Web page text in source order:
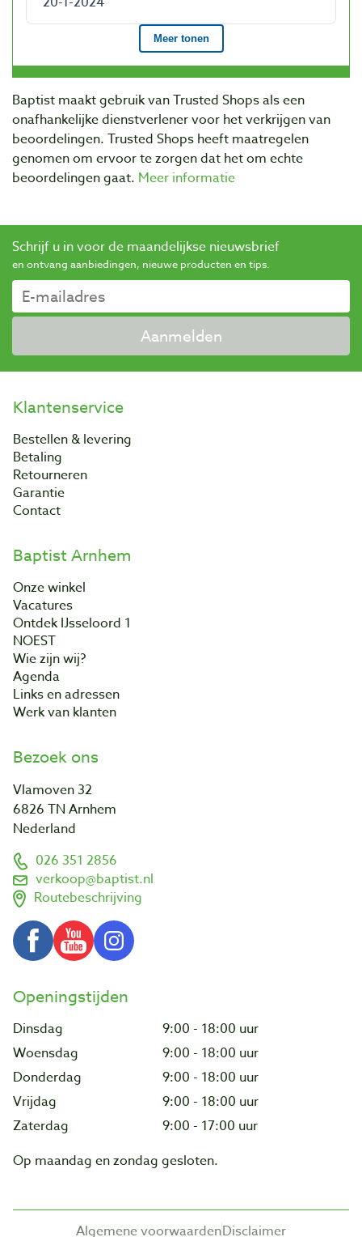
Baptist maakt gebruik van Trusted Shops als een
onafhankelijke dienstverlener voor het verkrijgen van
beoordelingen. Trusted Shops heeft maatregelen
genomen om ervoor te zorgen dat het om echte
beoordelingen gaat. Meer informatie
Schrijf u in voor de maandelijkse nieuwsbrief
en ontvang aanbiedingen, nieuwe producten en tips.
Aanmelden
Klantenservice
Bestellen & levering
Betaling
Retourneren
Garantie
Contact
Baptist Arnhem
Onze winkel
Vacatures
Ontdek IJsseloord 1
NOEST
Wie zijn wij?
Agenda
Links en adressen
Werk van klanten
Bezoek ons
Vlamoven 32
6826 TN Arnhem
Nederland
026 351 2856
verkoop@baptist.nl
Routebeschrijving
Openingstijden
Dinsdag
9:00 - 18:00 uur
Woensdag
9:00 - 18:00 uur
Donderdag
9:00 - 18:00 uur
Vrijdag
9:00 - 18:00 uur
Zaterdag
9:00 - 17:00 uur
Op maandag en zondag gesloten.
Algemene voorwaardenDisclaimer